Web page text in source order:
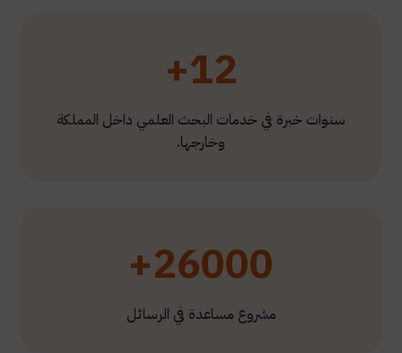
12+
سنوات خبرة في خدمات البحث العلمي داخل المملكة
وخارجها.
26000+
مشروع مساعدة في الرسائل